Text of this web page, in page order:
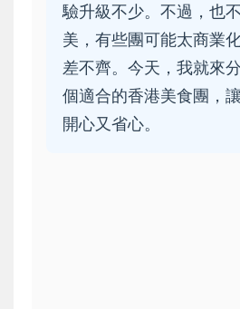
驗升級不少。不過，也
美，有些團可能太商業
差不齊。今天，我就來
個適合的香港美食團，
開心又省心。